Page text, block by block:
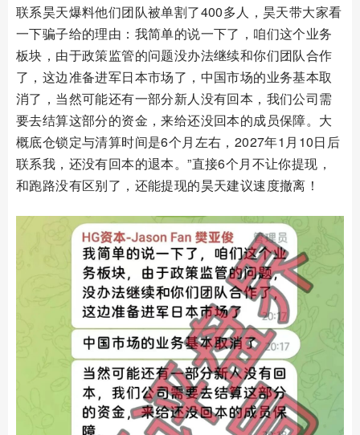
联系昊天爆料他们团队被单割了400多人，昊天带大家看
一下骗子给的理由：我简单的说一下了，咱们这个业务
板块，由于政策监管的问题没办法继续和你们团队合作
了，这边准备进军日本市场了，中国市场的业务基本取
消了，当然可能还有一部分新人没有回本，我们公司需
要去结算这部分的资金，来给还没回本的成员保障。大
概底仓锁定与清算时间是6个月左右，2027年1月10日后
联系我，还没有回本的退本。”直接6个月不让你提现，
和跑路没有区别了，还能提现的昊天建议速度撤离！